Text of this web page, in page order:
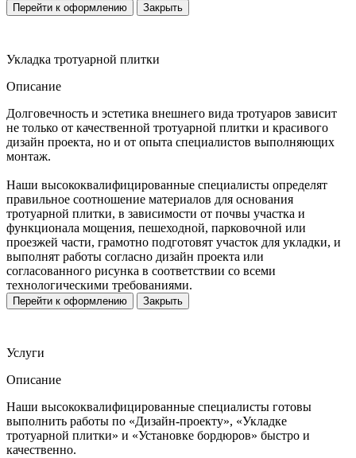
Перейти к оформлению Закрыть
Укладка тротуарной плитки
Описание
Долговечность и эстетика внешнего вида тротуаров зависит
не только от качественной тротуарной плитки и красивого
дизайн проекта, но и от опыта специалистов выполняющих
монтаж.
Наши высококвалифицированные специалисты определят
правильное соотношение материалов для основания
тротуарной плитки, в зависимости от почвы участка и
функционала мощения, пешеходной, парковочной или
проезжей части, грамотно подготовят участок для укладки, и
выполнят работы согласно дизайн проекта или
согласованного рисунка в соответствии со всеми
технологическими требованиями.
Перейти к оформлению Закрыть
Услуги
Описание
Наши высококвалифицированные специалисты готовы
выполнить работы по «Дизайн-проекту», «Укладке
тротуарной плитки» и «Установке бордюров» быстро и
качественно.